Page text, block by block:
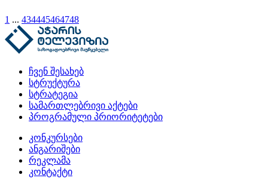
1 ... 434445464748
ჩვენ შესახებ
სტრუქტურა
სტრატეგია
სამართლებრივი აქტები
პროგრამული პრიორიტეტები
კონკურსები
ანგარიშები
რეკლამა
კონტაქტი